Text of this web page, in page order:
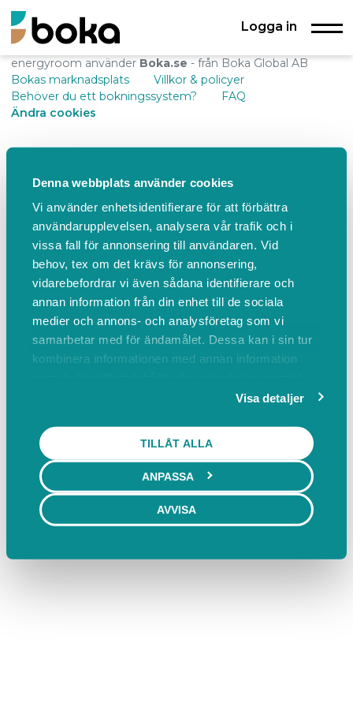
Denna webbplats använder cookies
Vi använder enhetsidentifierare för att förbättra
användarupplevelsen, analysera vår trafik och i
vissa fall för annonsering till användaren. Vid
behov, tex om det krävs för annonsering,
vidarebefordrar vi även sådana identifierare och
annan information från din enhet till de sociala
medier och annons- och analysföretag som vi
samarbetar med för ändamålet. Dessa kan i sin tur
kombinera informationen med annan information
Visa detaljer
TILLÅT ALLA
ANPASSA
AVVISA
Logga in
energyroom använder Boka.se - från Boka Global AB
Bokas marknadsplats
Villkor & policyer
Behöver du ett bokningssystem?
FAQ
Ändra cookies